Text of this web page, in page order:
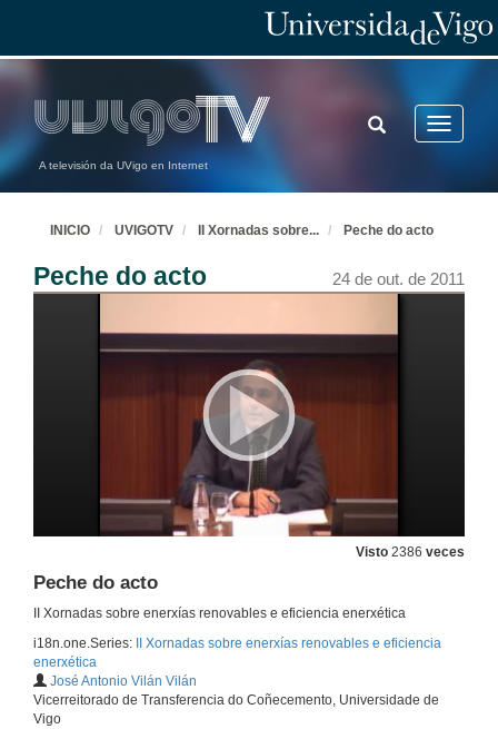
A televisión da UVigo en Internet
Toggle
TOGGLE
SEARCH
INICIO UVIGOTV II Xornadas sobre... Peche do acto
Peche do acto 24 de out. de 2011
Visto 2386 veces
Peche do acto
II Xornadas sobre enerxías renovables e eficiencia enerxética
i18n.one.Series:
II Xornadas sobre enerxías renovables e eficiencia
enerxética
José Antonio Vilán Vilán
Vicerreitorado de Transferencia do Coñecemento, Universidade de
Vigo
Apertura
24 de out. de 2011